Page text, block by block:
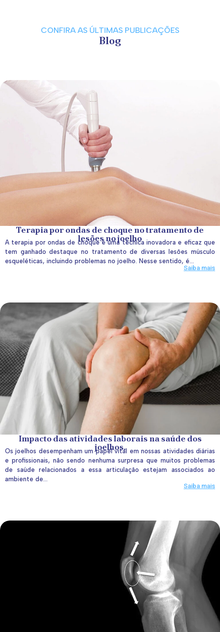
CONFIRA AS ÚLTIMAS PUBLICAÇÕES
Blog
Terapia por ondas de choque no tratamento de
lesões no joelho
A terapia por ondas de choque é uma técnica inovadora e eficaz que
tem ganhado destaque no tratamento de diversas lesões músculo
esqueléticas, incluindo problemas no joelho. Nesse sentido, é...
Saiba mais
Impacto das atividades laborais na saúde dos
joelhos.
Os joelhos desempenham um papel vital em nossas atividades diárias
e profissionais, não sendo nenhuma surpresa que muitos problemas
de saúde relacionados a essa articulação estejam associados ao
ambiente de...
Saiba mais